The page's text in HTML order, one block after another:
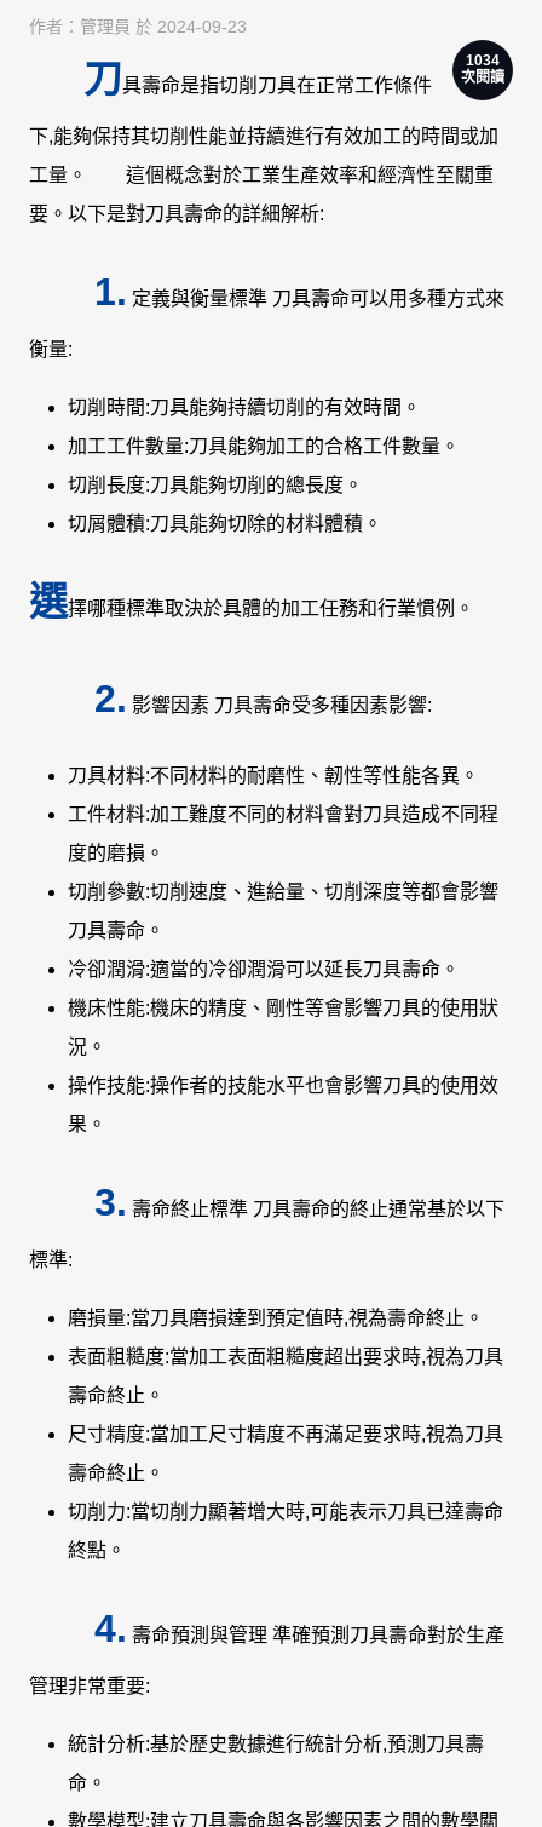
作者： 管理員 於 2024-09-23
1034
次閱讀
刀具壽命是指切削刀具在正常工作條件
下,能夠保持其切削性能並持續進行有效加工的時間或加
工量。 這個概念對於工業生產效率和經濟性至關重
要。以下是對刀具壽命的詳細解析:
1. 定義與衡量標準 刀具壽命可以用多種方式來
衡量:
切削時間:刀具能夠持續切削的有效時間。
加工工件數量:刀具能夠加工的合格工件數量。
切削長度:刀具能夠切削的總長度。
切屑體積:刀具能夠切除的材料體積。
選擇哪種標準取決於具體的加工任務和行業慣例。
2. 影響因素 刀具壽命受多種因素影響:
刀具材料:不同材料的耐磨性、韌性等性能各異。
工件材料:加工難度不同的材料會對刀具造成不同程
度的磨損。
切削參數:切削速度、進給量、切削深度等都會影響
刀具壽命。
冷卻潤滑:適當的冷卻潤滑可以延長刀具壽命。
機床性能:機床的精度、剛性等會影響刀具的使用狀
況。
操作技能:操作者的技能水平也會影響刀具的使用效
果。
3. 壽命終止標準 刀具壽命的終止通常基於以下
標準:
磨損量:當刀具磨損達到預定值時,視為壽命終止。
表面粗糙度:當加工表面粗糙度超出要求時,視為刀具
壽命終止。
尺寸精度:當加工尺寸精度不再滿足要求時,視為刀具
壽命終止。
切削力:當切削力顯著增大時,可能表示刀具已達壽命
終點。
4. 壽命預測與管理 準確預測刀具壽命對於生產
管理非常重要:
統計分析:基於歷史數據進行統計分析,預測刀具壽
命。
數學模型:建立刀具壽命與各影響因素之間的數學關